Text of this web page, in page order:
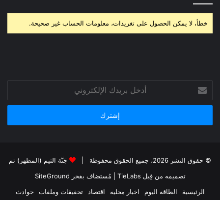
خطأ، لا يمكن الحصول على تغريدات، معلومات الحساب غير صحيحة.
بريدك
الإلكتروني
© حقوق النشر 2026، جميع الحقوق محفوظة |
جَنَّة الثيم (المظهر) تم
تصميمه من قِبل TieLabs
| مُستضاف بفخر SiteGround
الرئيسية
الطاقه اليوم اخبار محليه اقتصاد تحقيقات وملفات حوادث